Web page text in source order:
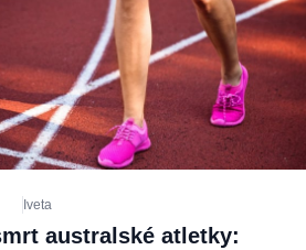
Iveta
australské atletky: